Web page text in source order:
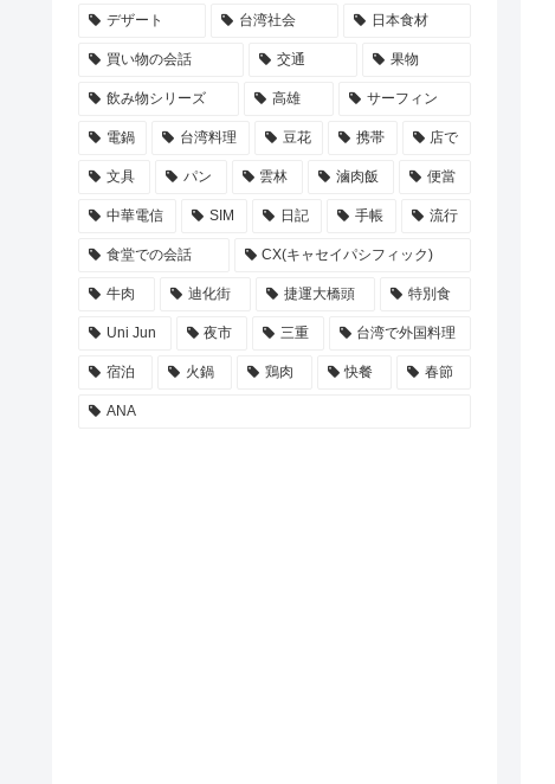
デザート 台湾社会 日本食材
買い物の会話 交通 果物
飲み物シリーズ 高雄 サーフィン
電鍋 台湾料理 豆花 携帯 店で
文具 パン 雲林 滷肉飯 便當
中華電信 SIM 日記 手帳 流行
食堂での会話 CX(キャセイパシフィック)
牛肉 迪化街 捷運大橋頭 特別食
Uni Jun 夜市 三重 台湾で外国料理
宿泊 火鍋 鶏肉 快餐 春節
ANA